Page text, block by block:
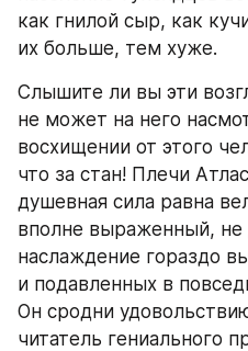
как гнилой сыр, как
их больше, тем хуже.
Слышите ли вы эти
не может на него
восхищении от этого
что за стан! Плечи
душевная сила равна
вполне выраженный, не
наслаждение гораздо
и подавленных в
Он сродни
читатель гениального